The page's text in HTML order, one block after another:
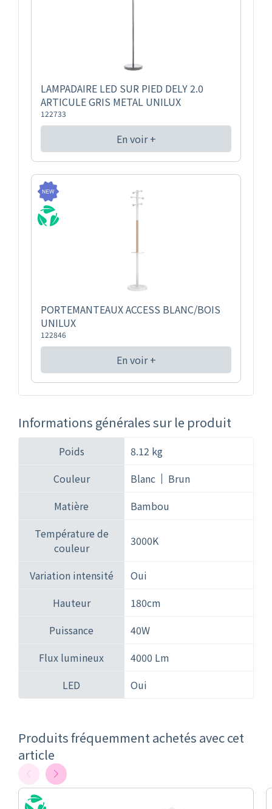
LAMPADAIRE LED SUR PIED DELY 2.0
ARTICULE GRIS METAL UNILUX
122733
En voir +
PORTEMANTEAUX ACCESS BLANC/BOIS
UNILUX
122846
En voir +
Informations générales sur le produit
Poids
8.12 kg
Couleur
Blanc
Brun
Matière
Bambou
Température de
couleur
3000K
Variation intensité
Oui
Hauteur
180cm
Puissance
40W
Flux lumineux
4000 Lm
LED
Oui
Produits fréquemment achetés avec cet
article